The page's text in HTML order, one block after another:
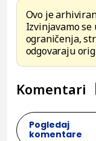
Ovo je
Izvinjavamo
ograničenja,
odgovaraju
Komentari
Pogledaj
komentare